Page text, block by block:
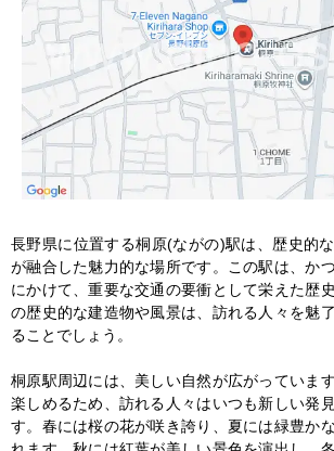
長野県に位置する桐原(ながの)駅は、歴史的
が融合した魅力的な場所です。この駅は、か
にかけて、重要な交通の要衝として栄えた歴
の歴史的な建造物や風景は、訪れる人々を魅
ることでしょう。
桐原駅周辺には、美しい自然が広がっていま
楽しめるため、訪れる人々はいつも新しい発
す。春には桜の花が咲き誇り、夏には緑豊か